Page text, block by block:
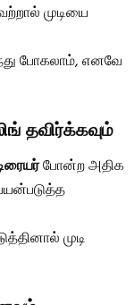
முடியை
போகலாம், எனவே
தவிர்க்கவும்
போன்ற அதிக
முடி